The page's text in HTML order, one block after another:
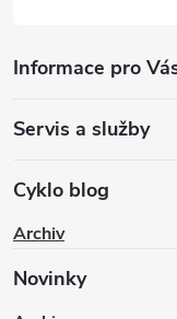
Informace pro
Servis a služby
Cyklo blog
Archiv
Novinky